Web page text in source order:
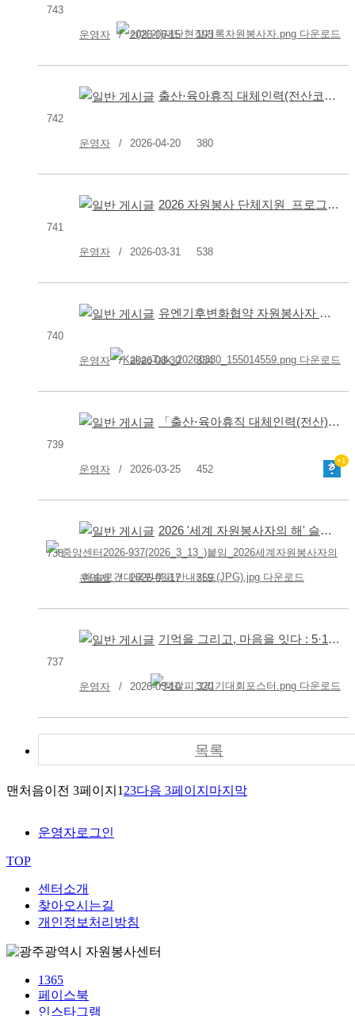
743
운영자 2026-06-15 193
742
출산⋅육아휴직 대체인력(전산코디네이터) 채용 결과 발표
운영자 2026-04-20 380
741
2026 자원봉사 단체지원 프로그램 공모사업 선정 결과
운영자 2026-03-31 538
740
유엔기후변화협약 자원봉사자 추가모집
운영자 2026-03-30 334
739
「출산⋅육아휴직 대체인력(전산)」채용 재공고
+1
운영자 2026-03-25 452
738
2026 '세계 자원봉사자의 해' 슬로건 대국민 투표 안내
운영자 2026-03-17 359
737
기억을 그리고, 마음을 잇다 : 5·18 기념 책갈피 그리기 대회
운영자 2026-03-10 320
목록
맨처음이전 3페이지 1 23다음 3페이지 마지막
운영자로그인
TOP
센터소개
찾아오시는길
개인정보처리방침
1365
페이스북
인스타그램